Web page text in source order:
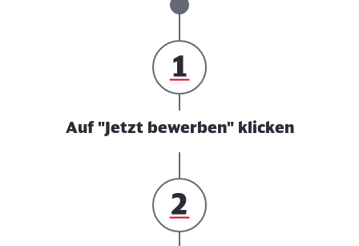
Auf "Jetzt bewerben" klicken